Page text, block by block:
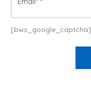
[bws_google_captcha]